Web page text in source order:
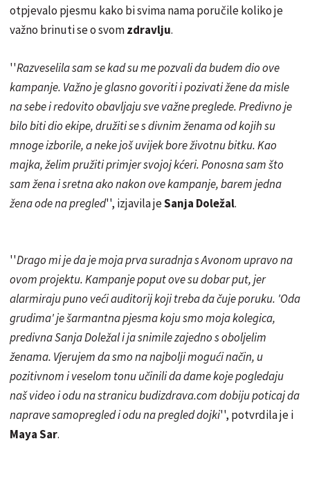
otpjevalo pjesmu kako bi svima nama poručile koliko je
važno brinuti se o svomzdravlju.
''Razveselila sam se kad su me pozvali da budem dio ove
kampanje. Važno je glasno govoriti i pozivati žene da misle
na sebe i redovito obavljaju sve važne preglede. Predivno je
bilo biti dio ekipe, družiti se s divnim ženama od kojih su
mnoge izborile, a neke još uvijek bore životnu bitku. Kao
majka, želim pružiti primjer svojoj kćeri. Ponosna sam što
sam žena i sretna ako nakon ove kampanje, barem jedna
žena ode na pregled'', izjavila jeSanja Doležal.
''Drago mi je da je moja prva suradnja s Avonom upravo na
ovom projektu. Kampanje poput ove su dobar put, jer
alarmiraju puno veći auditorij koji treba da čuje poruku. 'Oda
grudima' je šarmantna pjesma koju smo moja kolegica,
predivna Sanja Doležal i ja snimile zajedno s oboljelim
ženama. Vjerujem da smo na najbolji mogući način, u
pozitivnom i veselom tonu učinili da dame koje pogledaju
naš video i odu na stranicubudizdrava.comdobiju poticajda
naprave samopregled i odu na pregled dojki'', potvrdila je i
Maya Sar.